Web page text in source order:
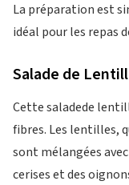
La préparation est
idéal pour les repas
Salade de
Cette saladede
fibres. Les lentilles,
sont mélangées
cerises et des